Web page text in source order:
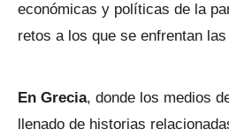
económicas y políticas de la
retos a los que se enfrentan
En Grecia, donde los medios
llenado de historias